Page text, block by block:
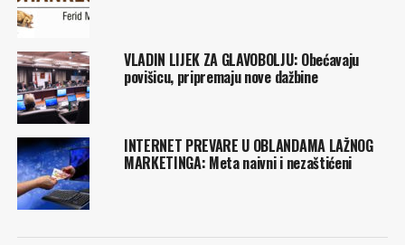
VLADIN LIJEK ZA GLAVOBOLJU: Obećavaju
povišicu, pripremaju nove dažbine
INTERNET PREVARE U OBLANDAMA LAŽNOG
MARKETINGA: Meta naivni i nezaštićeni